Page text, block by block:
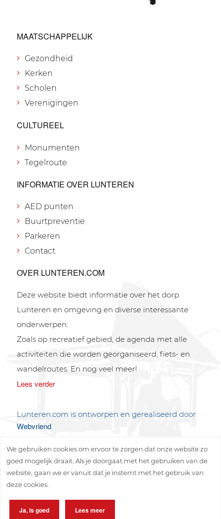
MAATSCHAPPELIJK
Gezondheid
Kerken
Scholen
Verenigingen
CULTUREEL
Monumenten
Tegelroute
INFORMATIE OVER LUNTEREN
AED punten
Buurtpreventie
Parkeren
Contact
OVER LUNTEREN.COM
Deze website biedt informatie over het dorp
Lunteren en omgeving en diverse interessante
onderwerpen.
Zoals op recreatief gebied, de agenda met alle
activiteiten die worden georganiseerd, fiets- en
wandelroutes. En nog veel meer!
Lees verder
Lunteren.com is ontworpen en gerealiseerd door
Webvriend
We gebruiken cookies om ervoor te zorgen dat onze website zo
goed mogelijk draait. Als je doorgaat met het gebruiken van de
website, gaan we er vanuit dat je instemt met het gebruik van
deze cookies.
Ja, is goed Lees meer